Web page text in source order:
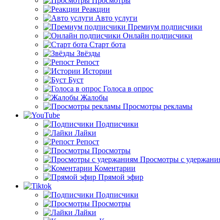
Реакции
Авто услуги
Премиум подписчики
Онлайн подписчики
Старт бота
Звёзды
Репост
Истории
Буст
Голоса в опрос
Жалобы
Просмотры рекламы
Подписчики
Лайки
Репост
Просмотры
Просмотры с
Коментарии
Прямой эфир
Подписчики
Просмотры
Лайки